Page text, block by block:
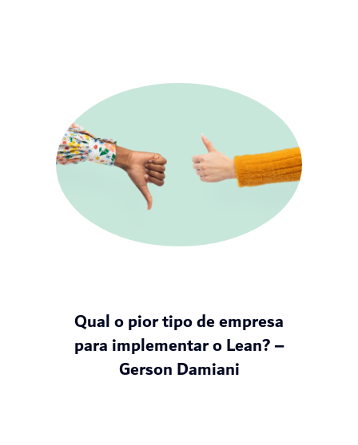
Qual o pior tipo de empresa
para implementar o Lean? –
Gerson Damiani